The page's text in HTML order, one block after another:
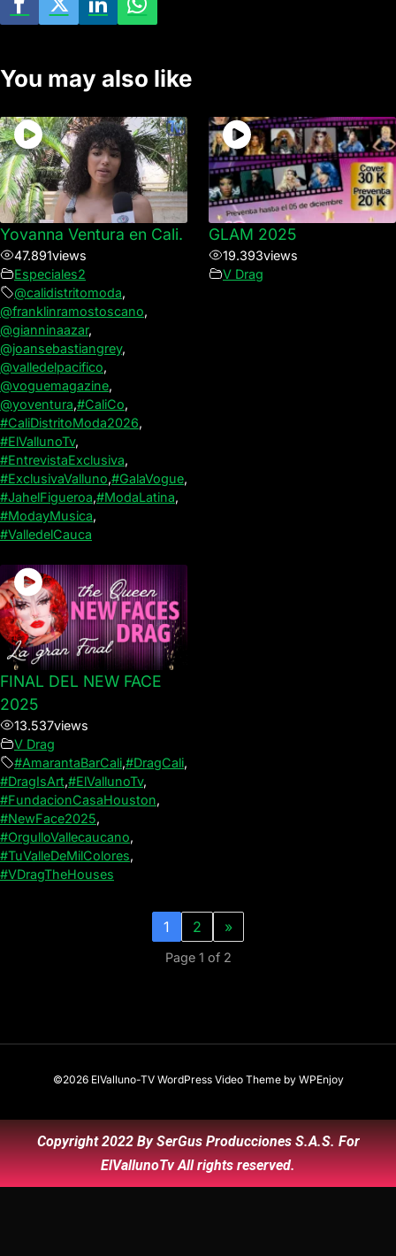
You may also like
Yovanna Ventura en Cali.
47.891views
Especiales2
@calidistritomoda,
@franklinramostoscano,
@gianninaazar,
@joansebastiangrey,
@valledelpacifico,
@voguemagazine,
@yoventura,#CaliCo,
#CaliDistritoModa2026,
#ElVallunoTv,
#EntrevistaExclusiva,
#ExclusivaValluno,#GalaVogue,
#JahelFigueroa,#ModaLatina,
#ModayMusica,
#ValledelCauca
GLAM 2025
19.393views
V Drag
FINAL DEL NEW FACE
2025
13.537views
V Drag
#AmarantaBarCali,#DragCali,
#DragIsArt,#ElVallunoTv,
#FundacionCasaHouston,
#NewFace2025,
#OrgulloVallecaucano,
#TuValleDeMilColores,
#VDragTheHouses
1 2 »
Page 1 of 2
©2026 ElValluno-TV WordPress Video Themeby WPEnjoy
Copyright 2022 By SerGus Producciones S.A.S. For
ElVallunoTv All rights reserved.